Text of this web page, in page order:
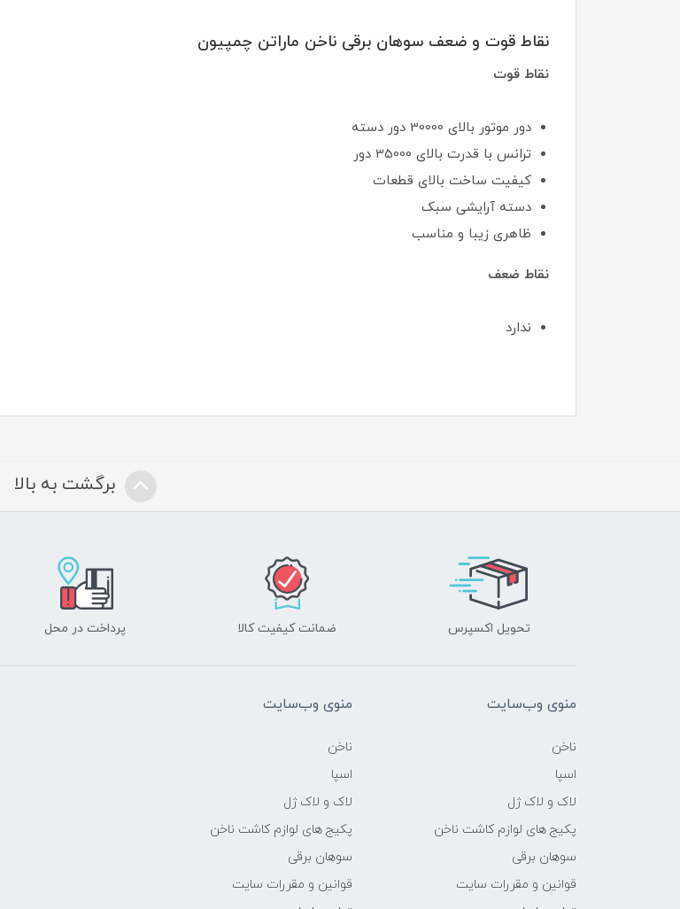
نقاط قوت و ضعف سوهان برقی ناخن ماراتن چمپیون
نقاط قوت
دور موتور بالای 30000 دور دسته
ترانس با قدرت بالای 35000 دور
کیفیت ساخت بالای قطعات
دسته آرایشی سبک
ظاهری زیبا و مناسب
نقاط ضعف
ندارد
برگشت به بالا
تحویل اکسپرس ضمانت کیفیت کالا پرداخت در محل
منوی وب‌سایت
ناخن
اسپا
لاک و لاک ژل
پکیج های لوازم کاشت ناخن
سوهان برقی
قوانین و مقررات سایت
منوی وب‌سایت
ناخن
اسپا
لاک و لاک ژل
پکیج های لوازم کاشت ناخن
سوهان برقی
قوانین و مقررات سایت